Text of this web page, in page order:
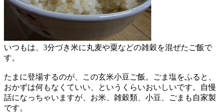
いつもは、3分づき米に丸麦や粟などの雑穀を混ぜたご飯で
す。
たまに登場するのが、この玄米小豆ご飯。ごま塩をふると、
おかずは何もなくていい、というくらいおいしいです。自慢
話になっちゃいますが、お米、雑穀類、小豆、ごまも自家製
です。